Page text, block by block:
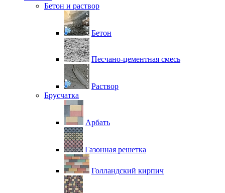
Бетон и раствор
Бетон
Песчано-цементная смесь
Раствор
Брусчатка
Арбать
Газонная решетка
Голландский кирпич